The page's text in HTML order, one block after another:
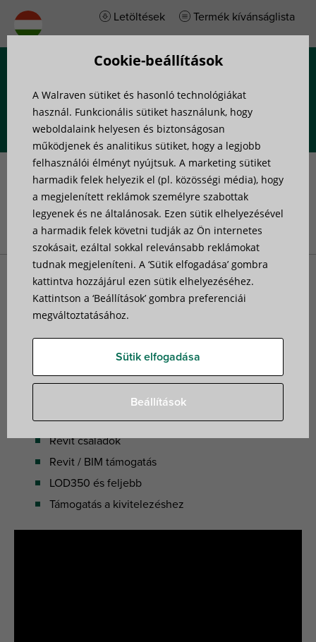
Letöltések Termék kívánságlista
BIM könyvtár
Nyitóoldal»Projekttámogatás»BIM könyvtár
Megoldásaink épületinformációs modellezésben (BIM)
való felhasználhatósága érdekében, számos termékünket
javasolt megoldások ellenőrzésében.
Mit tudunk ajánlani?
Revit családok
Revit / BIM támogatás
LOD350 és feljebb
Támogatás a kivitelezéshez
Cookie-beállítások
A Walraven sütiket és hasonló technológiákat
használ. Funkcionális sütiket használunk, hogy
weboldalaink helyesen és biztonságosan
működjenek és analitikus sütiket, hogy a legjobb
felhasználói élményt nyújtsuk. A marketing sütiket
harmadik felek helyezik el (pl. közösségi média), hogy
a megjelenített reklámok személyre szabottak
legyenek és ne általánosak. Ezen sütik elhelyezésével
a harmadik felek követni tudják az Ön internetes
szokásait, ezáltal sokkal relevánsabb reklámokat
tudnak megjeleníteni. A ‘Sütik elfogadása’ gombra
kattintva hozzájárul ezen sütik elhelyezéséhez.
Kattintson a ‘Beállítások’ gombra preferenciái
megváltoztatásához.
Sütik elfogadása
Beállítások